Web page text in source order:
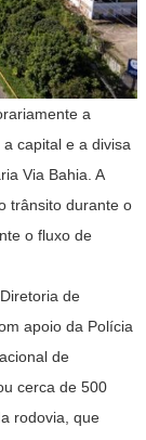
a
capital e a divisa
Via Bahia. A
trânsito durante o
o fluxo de
de
apoio da Polícia
de
cerca de 500
rodovia, que